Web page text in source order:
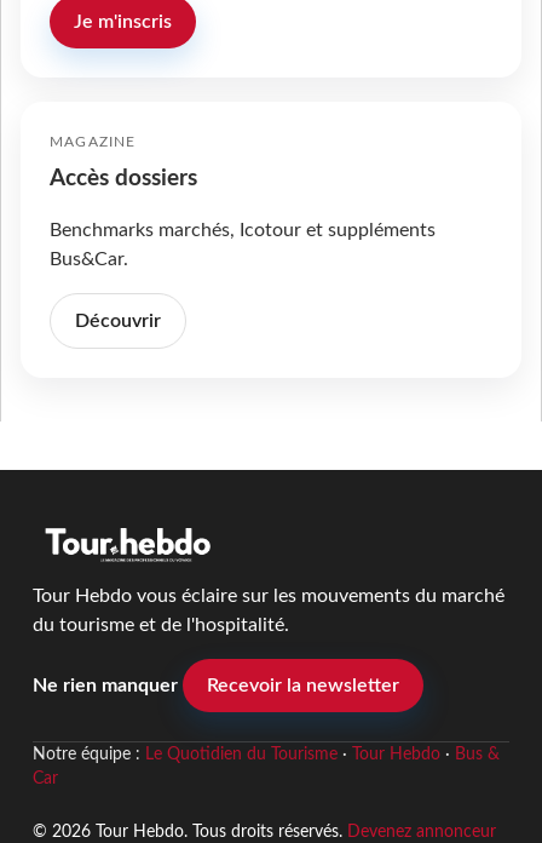
Je m'inscris
MAGAZINE
Accès dossiers
Benchmarks marchés, Icotour et suppléments
Bus&Car.
Découvrir
Tour Hebdo vous éclaire sur les mouvements du marché
du tourisme et de l'hospitalité.
Ne rien manquer Recevoir la newsletter
Notre équipe : Le Quotidien du Tourisme· Tour Hebdo· Bus &
Car
© 2026 Tour Hebdo. Tous droits réservés. Devenez annonceur